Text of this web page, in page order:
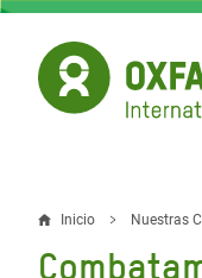
Pasar
contenido
principal
Sobrescribir
Inicio Nuestras